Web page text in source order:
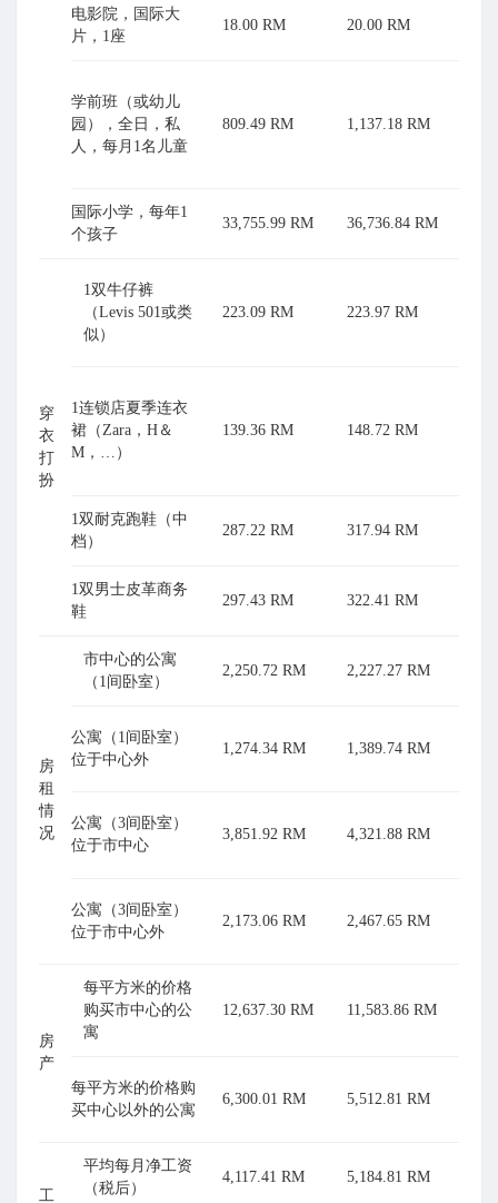
电影院，国际大
片，1座
18.00 RM 20.00 RM
学前班（或幼儿
园），全日，私
人，每月1名儿童
809.49 RM 1,137.18 RM
国际小学，每年1
个孩子
33,755.99 RM 36,736.84 RM
穿
衣
打
扮
1双牛仔裤
（Levis 501或类
似）
223.09 RM 223.97 RM
1连锁店夏季连衣
裙（Zara，H＆
M，…）
139.36 RM 148.72 RM
1双耐克跑鞋（中
档）
287.22 RM 317.94 RM
1双男士皮革商务
鞋
297.43 RM 322.41 RM
房
租
情
况
市中心的公寓
（1间卧室）
2,250.72 RM 2,227.27 RM
公寓（1间卧室）
位于中心外
1,274.34 RM 1,389.74 RM
公寓（3间卧室）
位于市中心
3,851.92 RM 4,321.88 RM
公寓（3间卧室）
位于市中心外
2,173.06 RM 2,467.65 RM
房
产
每平方米的价格
购买市中心的公
寓
12,637.30 RM 11,583.86 RM
每平方米的价格购
买中心以外的公寓
6,300.01 RM 5,512.81 RM
工
平均每月净工资
（税后）
4,117.41 RM 5,184.81 RM